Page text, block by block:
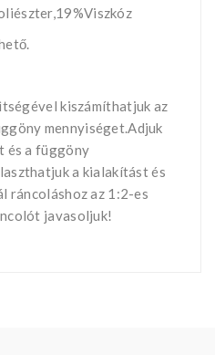
kiszámíthatjuk az
mennyiséget.Adjuk
és a függöny
a kialakítást és
ráncoláshoz az 1:2-es
javasoljuk!